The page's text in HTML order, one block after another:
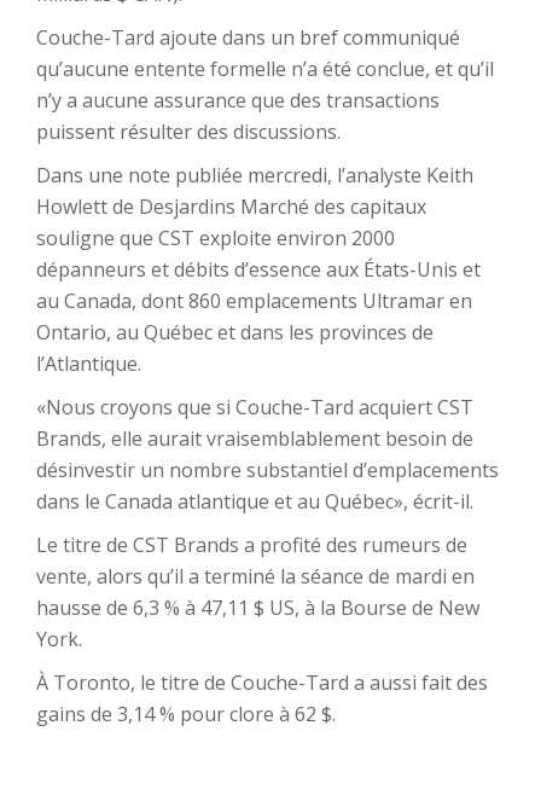
Couche-Tard ajoute dans un bref communiqué
qu’aucune entente formelle n’a été conclue, et qu’il
n’y a aucune assurance que des transactions
puissent résulter des discussions.
Dans une note publiée mercredi, l’analyste Keith
Howlett de Desjardins Marché des capitaux
souligne que CST exploite environ 2000
dépanneurs et débits d’essence aux États-Unis et
au Canada, dont 860 emplacements Ultramar en
Ontario, au Québec et dans les provinces de
l’Atlantique.
«Nous croyons que si Couche-Tard acquiert CST
Brands, elle aurait vraisemblablement besoin de
désinvestir un nombre substantiel d’emplacements
dans le Canada atlantique et au Québec», écrit-il.
Le titre de CST Brands a profité des rumeurs de
vente, alors qu’il a terminé la séance de mardi en
hausse de 6,3 % à 47,11 $ US, à la Bourse de New
York.
À Toronto, le titre de Couche-Tard a aussi fait des
gains de 3,14 % pour clore à 62 $.